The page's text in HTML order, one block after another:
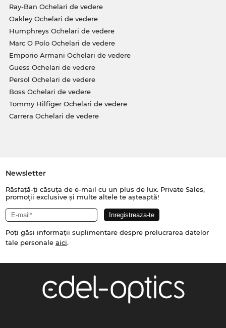
Ray-Ban Ochelari de vedere
Oakley Ochelari de vedere
Humphreys Ochelari de vedere
Marc O Polo Ochelari de vedere
Emporio Armani Ochelari de vedere
Guess Ochelari de vedere
Persol Ochelari de vedere
Boss Ochelari de vedere
Tommy Hilfiger Ochelari de vedere
Carrera Ochelari de vedere
Newsletter
Răsfață-ți căsuța de e-mail cu un plus de lux. Private Sales,
promoții exclusive și multe altele te așteaptă!
Poți găsi informații suplimentare despre prelucrarea datelor
tale personale aici.